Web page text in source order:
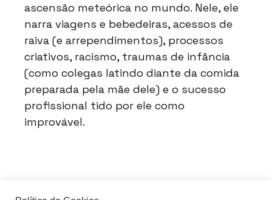
ascensão meteórica no mundo. Nele, ele
narra viagens e bebedeiras, acessos de
raiva (e arrependimentos), processos
criativos, racismo, traumas de infância
(como colegas latindo diante da comida
preparada pela mãe dele) e o sucesso
profissional tido por ele como
improvável.